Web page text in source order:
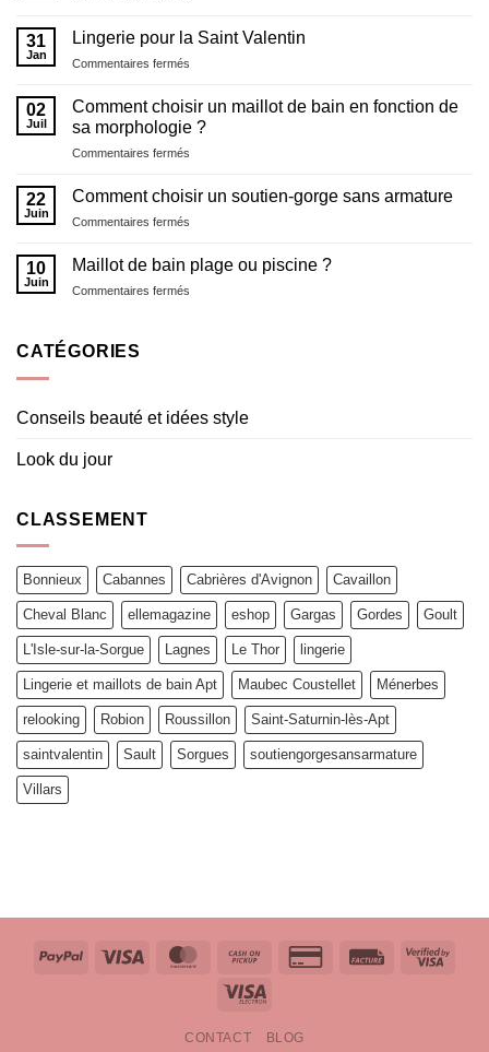
nouveau
et
maillot
31
Jan
Lingerie pour la Saint Valentin
Commentaires fermés
pour
Saint
02
Juil
Comment choisir un maillot de bain en fonction de
sa morphologie ?
Commentaires fermés
choisir
bain
22
Juin
Comment choisir un soutien-gorge sans armature
Commentaires fermés
choisir
un
10
Juin
Maillot de bain plage ou piscine ?
Commentaires fermés
?
CATÉGORIES
Conseils beauté et idées style
Look du jour
CLASSEMENT
Bonnieux Cabannes Cabrières d'Avignon Cavaillon
Cheval Blanc ellemagazine eshop Gargas Gordes Goult
L'Isle-sur-la-Sorgue Lagnes Le Thor lingerie
Lingerie et maillots de bain Apt Maubec Coustellet Ménerbes
relooking Robion Roussillon Saint-Saturnin-lès-Apt
saintvalentin Sault Sorgues soutiengorgesansarmature
Villars
PayPal Visa MasterCardCash
Pickup
Credit
Facture Visa
Visa
CONTACT BLOG